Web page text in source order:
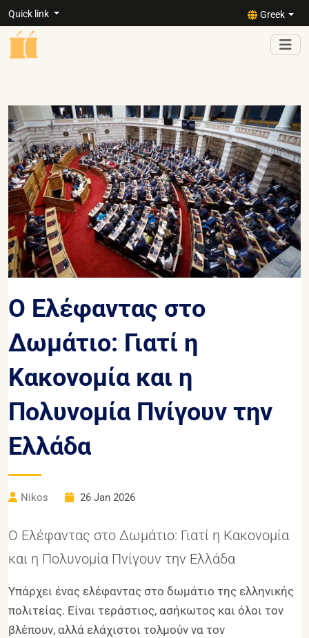
Quick link Greek
Ο Ελέφαντας στο
Δωμάτιο: Γιατί η
Κακονομία και η
Πολυνομία Πνίγουν την
Ελλάδα
Nikos 26 Jan 2026
Ο Ελέφαντας στο Δωμάτιο: Γιατί η Κακονομία
και η Πολυνομία Πνίγουν την Ελλάδα
Υπάρχει ένας ελέφαντας στο δωμάτιο της ελληνικής
πολιτείας. Είναι τεράστιος, ασήκωτος και όλοι τον
βλέπουν, αλλά ελάχιστοι τολμούν να τον